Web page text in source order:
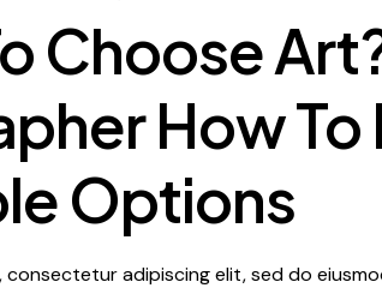
Choose
How
Options
adipiscing elit, sed do